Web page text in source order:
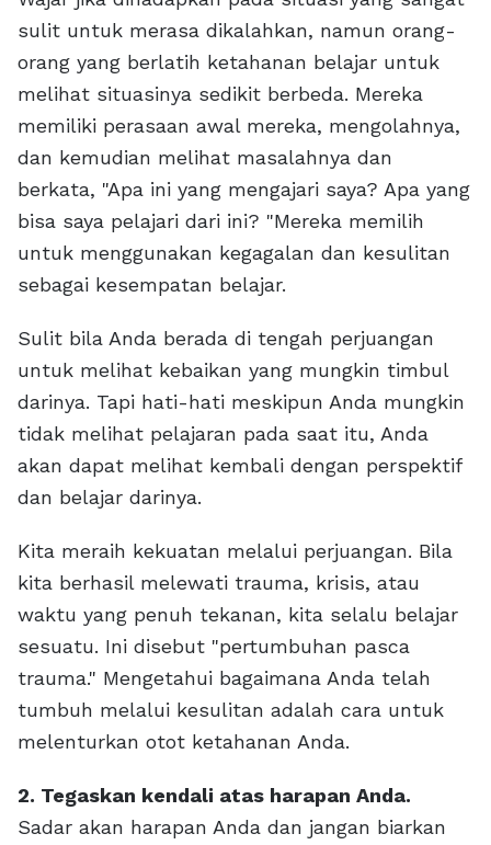
sulit untuk merasa dikalahkan, namun orang-
orang yang berlatih ketahanan belajar untuk
melihat situasinya sedikit berbeda. Mereka
memiliki perasaan awal mereka, mengolahnya,
dan kemudian melihat masalahnya dan
berkata, "Apa ini yang mengajari saya? Apa yang
bisa saya pelajari dari ini? "Mereka memilih
untuk menggunakan kegagalan dan kesulitan
sebagai kesempatan belajar.
Sulit bila Anda berada di tengah perjuangan
untuk melihat kebaikan yang mungkin timbul
darinya. Tapi hati-hati meskipun Anda mungkin
tidak melihat pelajaran pada saat itu, Anda
akan dapat melihat kembali dengan perspektif
dan belajar darinya.
Kita meraih kekuatan melalui perjuangan. Bila
kita berhasil melewati trauma, krisis, atau
waktu yang penuh tekanan, kita selalu belajar
sesuatu. Ini disebut "pertumbuhan pasca
trauma." Mengetahui bagaimana Anda telah
tumbuh melalui kesulitan adalah cara untuk
melenturkan otot ketahanan Anda.
2. Tegaskan kendali atas harapan Anda.
Sadar akan harapan Anda dan jangan biarkan